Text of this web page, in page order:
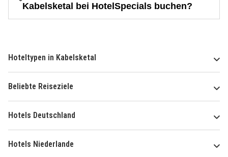
Kabelsketal bei HotelSpecials buchen?
Hoteltypen in Kabelsketal
Beliebte Reiseziele
Hotels Deutschland
Hotels Niederlande